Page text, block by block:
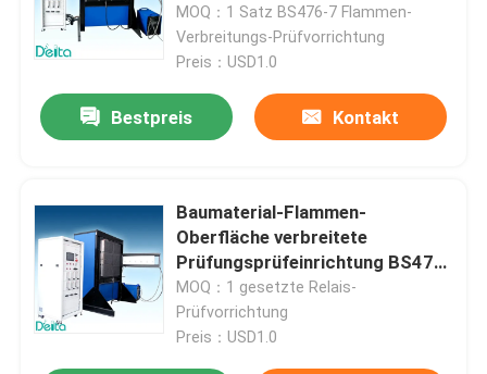
Kontakt mit uns
Bitte um ein Angebot
Brandprüfgeräte
Ölprüfgeräte
Öl, das Maschine aufbereitet
Prüfvorrichtung durch BS476
Teil 12
MOQ：1 Satz BS476-7 Flammen-
Verbreitungs-Prüfvorrichtung
Preis：USD1.0
Bestpreis Kontakt
Baumaterial-Flammen-
Oberfläche verbreitete
Prüfungsprüfeinrichtung BS476-
7
MOQ：1 gesetzte Relais-
Prüfvorrichtung
Preis：USD1.0